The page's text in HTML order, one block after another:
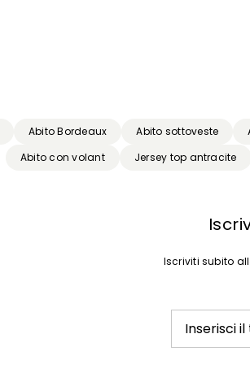
Abito Bordeaux Abito sottoveste
Abito con volant
Jersey top antracite
Iscriviti subito
Inserisci